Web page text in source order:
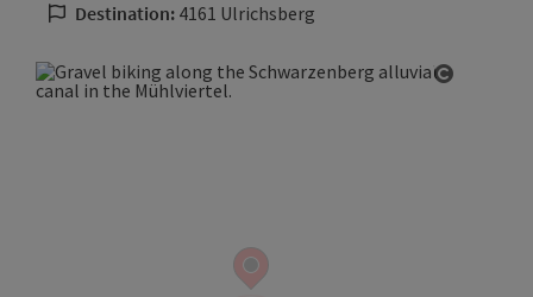
Destination: 4161 Ulrichsberg